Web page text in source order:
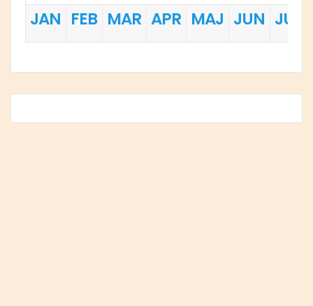
JAN FEB MAR APR MAJ JUN JUL